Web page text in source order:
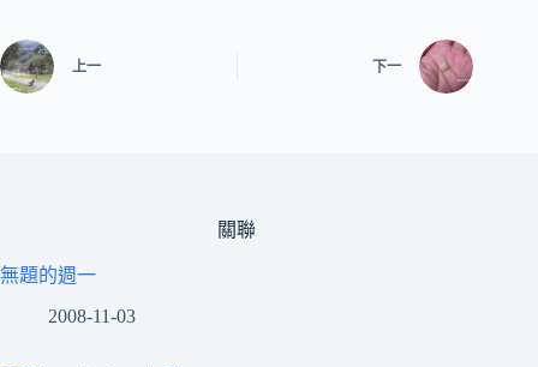
上一 下一
關聯
無題的週一
2008-11-03